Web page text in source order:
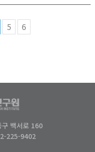
5 6
구 백서로 160
225-9402